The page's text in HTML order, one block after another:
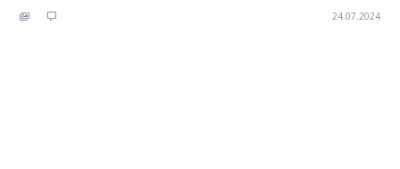
24.07.2024